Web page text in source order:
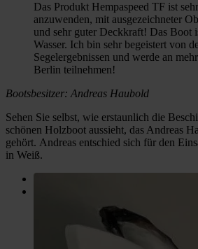
Das Produkt Hempaspeed TF ist
anzuwenden, mit ausgezeichneter
und sehr guter Deckkraft! Das Boot
Wasser. Ich bin sehr begeistert von
Segelergebnissen und werde an
Berlin teilnehmen!
Bootsbesitzer: Andreas Haubold
Sehen Sie selbst, wie erstaunlich die
schönen Holzboot aussieht, das Andreas
gehört. Andreas entschied sich für den
in Weiß.